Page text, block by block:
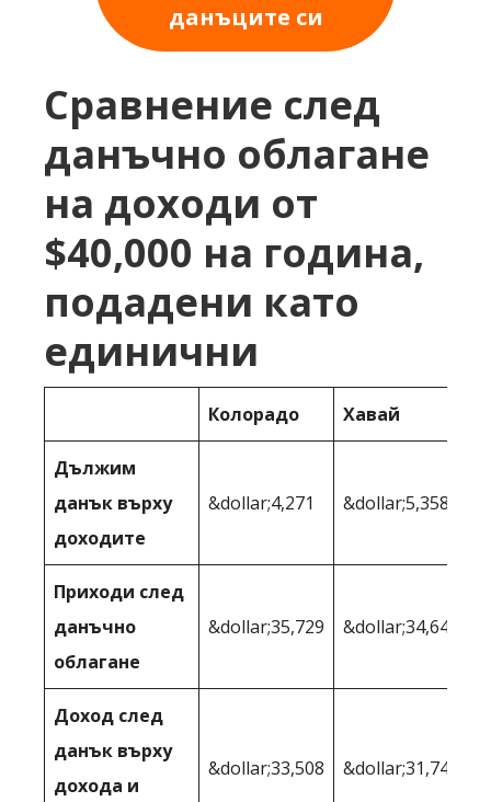
данъците си
Сравнение след
данъчно облагане
на доходи от
$40,000 на година,
подадени като
единични
Колорадо Хавай
Дължим
данък върху
доходите
&dollar;4,271 &dollar;5,358
Приходи след
данъчно
облагане
&dollar;35,729 &dollar;34,642
Доход след
данък върху
дохода и
&dollar;33,508 &dollar;31,742